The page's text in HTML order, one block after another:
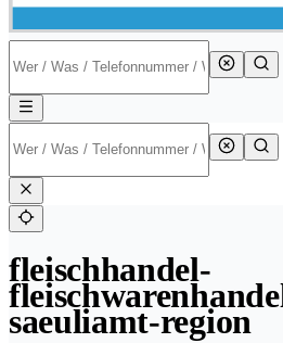
fleischhandel-
saeuliamt-region